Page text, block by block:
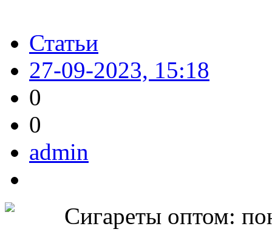
Статьи
27-09-2023, 15:18
0
0
admin